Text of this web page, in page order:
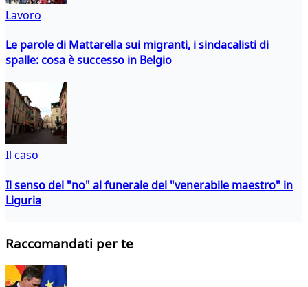
Lavoro
Le parole di Mattarella sui migranti, i sindacalisti di
spalle: cosa è successo in Belgio
Il caso
Il senso del "no" al funerale del "venerabile maestro" in
Liguria
Raccomandati per te